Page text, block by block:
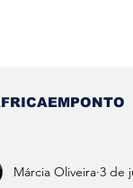
do Tempo -
Márcia Oliveira 3 de